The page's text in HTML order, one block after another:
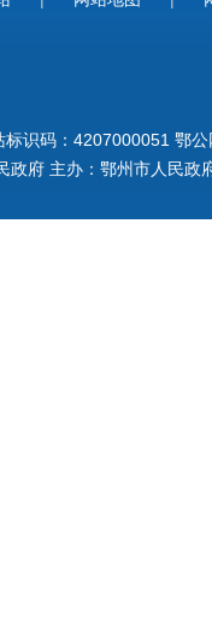
标识码：4207000051 鄂
政府 主办：鄂州市人民